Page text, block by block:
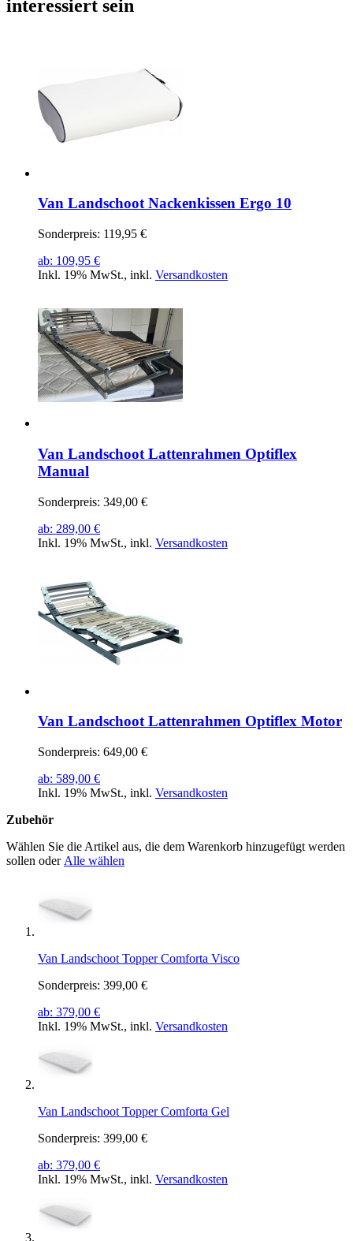
interessiert sein
Van Landschoot Nackenkissen Ergo 10
Sonderpreis: 119,95 €
ab: 109,95 €
Inkl. 19% MwSt., inkl. Versandkosten
Van Landschoot Lattenrahmen Optiflex
Manual
Sonderpreis: 349,00 €
ab: 289,00 €
Inkl. 19% MwSt., inkl. Versandkosten
Van Landschoot Lattenrahmen Optiflex Motor
Sonderpreis: 649,00 €
ab: 589,00 €
Inkl. 19% MwSt., inkl. Versandkosten
Zubehör
Wählen Sie die Artikel aus, die dem Warenkorb hinzugefügt werden
sollen oder Alle wählen
Van Landschoot Topper Comforta Visco
Sonderpreis: 399,00 €
ab: 379,00 €
Inkl. 19% MwSt., inkl. Versandkosten
Van Landschoot Topper Comforta Gel
Sonderpreis: 399,00 €
ab: 379,00 €
Inkl. 19% MwSt., inkl. Versandkosten